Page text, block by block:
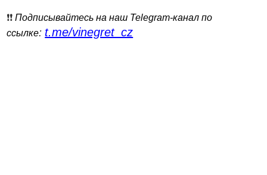
❗️❗️Подписывайтесь на наш Telegram-канал по
ссылке: t.me/vinegret_cz